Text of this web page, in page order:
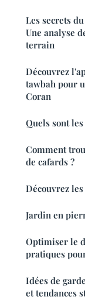
Les secrets
Une analyse
terrain
Découvrez
tawbah pour
Coran
Quels sont
Comment
de cafards ?
Découvrez
Jardin en
Optimiser le
pratiques
Idées de
et tendances